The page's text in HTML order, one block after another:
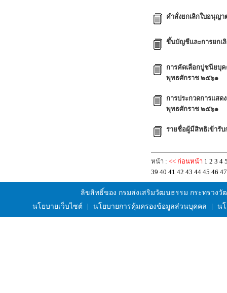
คำสั่งยกเลิกใบอนุญ
ขึ้นบัญชีและการยกเ
การคัดเลือกปูชนียบุ
พุทธศักราช ๒๕๖๑
การประกวดการแสด
พุทธศักราช ๒๕๖๑
รายชื่อผู้มีสิทธิเข้ารั
หน้า : << ก่อนหน้า 1 2 3 4
39 40 41 42 43 44 45 46 47
ลิขสิทธิ์ของ กรมส่งเสริมวัฒนธรรม กระทรวง
นโยบายเว็บไซต์
นโยบายการคุ้มครองข้อมูลส่วนบุคคล น